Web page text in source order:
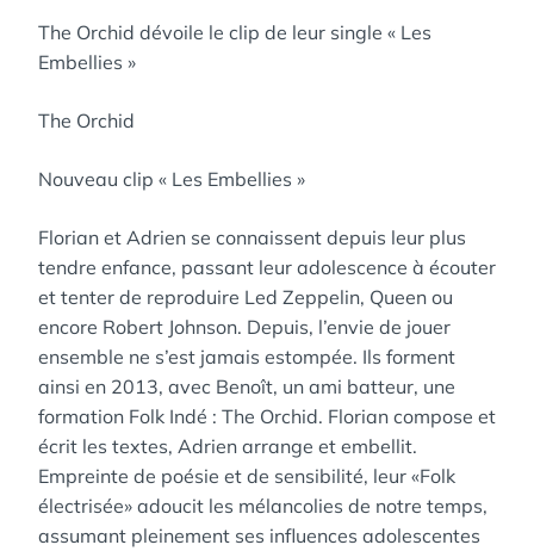
The Orchid dévoile le clip de leur single « Les
Embellies »
The Orchid
Nouveau clip « Les Embellies »
Florian et Adrien se connaissent depuis leur plus
tendre enfance, passant leur adolescence à écouter
et tenter de reproduire Led Zeppelin, Queen ou
encore Robert Johnson. Depuis, l’envie de jouer
ensemble ne s’est jamais estompée. Ils forment
ainsi en 2013, avec Benoît, un ami batteur, une
formation Folk Indé : The Orchid. Florian compose et
écrit les textes, Adrien arrange et embellit.
Empreinte de poésie et de sensibilité, leur «Folk
électrisée» adoucit les mélancolies de notre temps,
assumant pleinement ses influences adolescentes